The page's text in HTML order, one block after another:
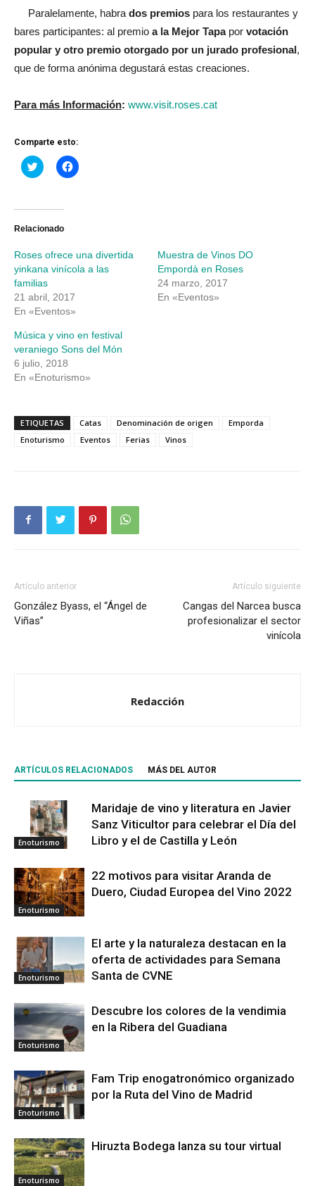
Paralelamente, habra dos premios para los restaurantes y
bares participantes: al premio a la Mejor Tapapor votación
popular y otro premio otorgado por un jurado profesional,
que de forma anónima degustará estas creaciones.
Para más Información: www.visit.roses.cat
Comparte esto:
Haz
clic
Twitter
abre
ventana
nueva)
Haz
clic
ventana
nueva)
Relacionado
Roses ofrece una divertida
yinkana vinícola a las
familias
21 abril, 2017
En «Eventos»
Muestra de Vinos DO
Empordà en Roses
24 marzo, 2017
En «Eventos»
Música y vino en festival
veraniego Sons del Món
6 julio, 2018
En «Enoturismo»
ETIQUETAS Catas Denominación de origen
Emporda
Enoturismo
Eventos Ferias Vinos
Artículo anterior
González Byass, el “Ángel de
Viñas”
Artículo siguiente
Cangas del Narcea busca
profesionalizar el sector
vinícola
Redacción
ARTÍCULOS RELACIONADOS MÁS DEL AUTOR
Enoturismo
Maridaje de vino y literatura en Javier
Sanz Viticultor para celebrar el Día del
Libro y el de Castilla y León
Enoturismo
22 motivos para visitar Aranda de
Duero, Ciudad Europea del Vino 2022
Enoturismo
El arte y la naturaleza destacan en la
oferta de actividades para Semana
Santa de CVNE
Enoturismo
Descubre los colores de la vendimia
en la Ribera del Guadiana
Enoturismo
Fam Trip enogatronómico organizado
por la Ruta del Vino de Madrid
Enoturismo
Hiruzta Bodega lanza su tour virtual